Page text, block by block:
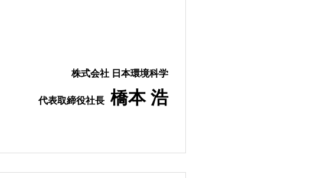
株式会社 日本環境科学
代表取締役社長 橋本 浩